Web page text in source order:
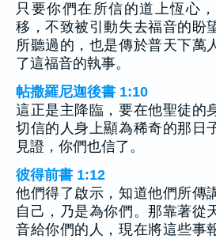
只要你們在所信的道上恆心
移，不致被引動失去福音的盼
所聽過的，也是傳於普天下萬
了這福音的執事。
帖撒羅尼迦後書 1:10
這正是主降臨，要在他聖徒的
切信的人身上顯為稀奇的那日
見證，你們也信了。
彼得前書 1:12
他們得了啟示，知道他們所傳
自己，乃是為你們。那靠著從
音給你們的人，現在將這些事